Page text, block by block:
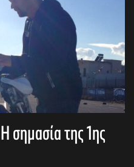
σημασία της 1ης